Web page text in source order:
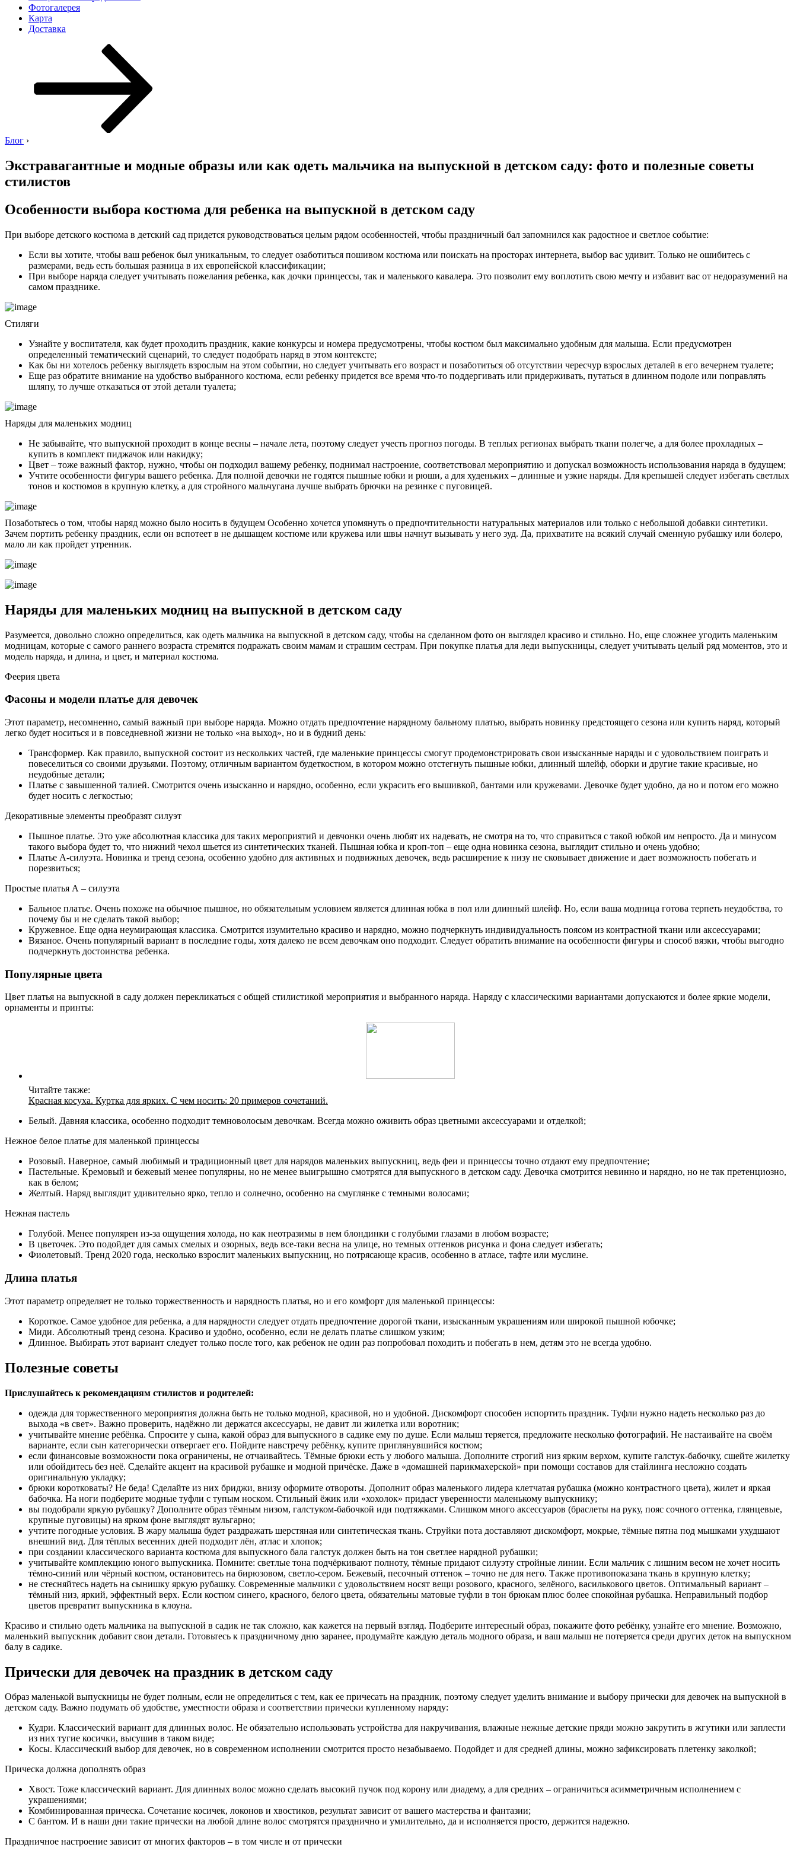
Фотогалерея
Карта
Доставка
Блог ›
Экстравагантные и модные образы или как одеть мальчика на выпускной в детском саду: фото и полезные советы
стилистов
Особенности выбора костюма для ребенка на выпускной в детском саду
При выборе детского костюма в детский сад придется руководствоваться целым рядом особенностей, чтобы праздничный бал запомнился как радостное и светлое событие:
Если вы хотите, чтобы ваш ребенок был уникальным, то следует озаботиться пошивом костюма или поискать на просторах интернета, выбор вас удивит. Только не ошибитесь с
размерами, ведь есть большая разница в их европейской классификации;
При выборе наряда следует учитывать пожелания ребенка, как дочки принцессы, так и маленького кавалера. Это позволит ему воплотить свою мечту и избавит вас от недоразумений на
самом празднике.
Стиляги
Узнайте у воспитателя, как будет проходить праздник, какие конкурсы и номера предусмотрены, чтобы костюм был максимально удобным для малыша. Если предусмотрен
определенный тематический сценарий, то следует подобрать наряд в этом контексте;
Как бы ни хотелось ребенку выглядеть взрослым на этом событии, но следует учитывать его возраст и позаботиться об отсутствии чересчур взрослых деталей в его вечернем туалете;
Еще раз обратите внимание на удобство выбранного костюма, если ребенку придется все время что-то поддергивать или придерживать, путаться в длинном подоле или поправлять
шляпу, то лучше отказаться от этой детали туалета;
Наряды для маленьких модниц
Не забывайте, что выпускной проходит в конце весны – начале лета, поэтому следует учесть прогноз погоды. В теплых регионах выбрать ткани полегче, а для более прохладных –
купить в комплект пиджачок или накидку;
Цвет – тоже важный фактор, нужно, чтобы он подходил вашему ребенку, поднимал настроение, соответствовал мероприятию и допускал возможность использования наряда в будущем;
Учтите особенности фигуры вашего ребенка. Для полной девочки не годятся пышные юбки и рюши, а для худеньких – длинные и узкие наряды. Для крепышей следует избегать светлых
тонов и костюмов в крупную клетку, а для стройного мальчугана лучше выбрать брючки на резинке с пуговицей.
Позаботьтесь о том, чтобы наряд можно было носить в будущем Особенно хочется упомянуть о предпочтительности натуральных материалов или только с небольшой добавки синтетики.
Зачем портить ребенку праздник, если он вспотеет в не дышащем костюме или кружева или швы начнут вызывать у него зуд. Да, прихватите на всякий случай сменную рубашку или болеро,
мало ли как пройдет утренник.
Наряды для маленьких модниц на выпускной в детском саду
Разумеется, довольно сложно определиться, как одеть мальчика на выпускной в детском саду, чтобы на сделанном фото он выглядел красиво и стильно. Но, еще сложнее угодить маленьким
модницам, которые с самого раннего возраста стремятся подражать своим мамам и страшим сестрам. При покупке платья для леди выпускницы, следует учитывать целый ряд моментов, это и
модель наряда, и длина, и цвет, и материал костюма.
Феерия цвета
Фасоны и модели платье для девочек
Этот параметр, несомненно, самый важный при выборе наряда. Можно отдать предпочтение нарядному бальному платью, выбрать новинку предстоящего сезона или купить наряд, который
легко будет носиться и в повседневной жизни не только «на выход», но и в будний день:
Трансформер. Как правило, выпускной состоит из нескольких частей, где маленькие принцессы смогут продемонстрировать свои изысканные наряды и с удовольствием поиграть и
повеселиться со своими друзьями. Поэтому, отличным вариантом будеткостюм, в котором можно отстегнуть пышные юбки, длинный шлейф, оборки и другие такие красивые, но
неудобные детали;
Платье с завышенной талией. Смотрится очень изысканно и нарядно, особенно, если украсить его вышивкой, бантами или кружевами. Девочке будет удобно, да но и потом его можно
будет носить с легкостью;
Декоративные элементы преобразят силуэт
Пышное платье. Это уже абсолютная классика для таких мероприятий и девчонки очень любят их надевать, не смотря на то, что справиться с такой юбкой им непросто. Да и минусом
такого выбора будет то, что нижний чехол шьется из синтетических тканей. Пышная юбка и кроп-топ – еще одна новинка сезона, выглядит стильно и очень удобно;
Платье А-силуэта. Новинка и тренд сезона, особенно удобно для активных и подвижных девочек, ведь расширение к низу не сковывает движение и дает возможность побегать и
порезвиться;
Простые платья А – силуэта
Бальное платье. Очень похоже на обычное пышное, но обязательным условием является длинная юбка в пол или длинный шлейф. Но, если ваша модница готова терпеть неудобства, то
почему бы и не сделать такой выбор;
Кружевное. Еще одна неумирающая классика. Смотрится изумительно красиво и нарядно, можно подчеркнуть индивидуальность поясом из контрастной ткани или аксессуарами;
Вязаное. Очень популярный вариант в последние годы, хотя далеко не всем девочкам оно подходит. Следует обратить внимание на особенности фигуры и способ вязки, чтобы выгодно
подчеркнуть достоинства ребенка.
Популярные цвета
Цвет платья на выпускной в саду должен перекликаться с общей стилистикой мероприятия и выбранного наряда. Наряду с классическими вариантами допускаются и более яркие модели,
орнаменты и принты:
Читайте также:
Красная косуха. Куртка для ярких. С чем носить: 20 примеров сочетаний.
Белый. Давняя классика, особенно подходит темноволосым девочкам. Всегда можно оживить образ цветными аксессуарами и отделкой;
Нежное белое платье для маленькой принцессы
Розовый. Наверное, самый любимый и традиционный цвет для нарядов маленьких выпускниц, ведь феи и принцессы точно отдают ему предпочтение;
Пастельные. Кремовый и бежевый менее популярны, но не менее выигрышно смотрятся для выпускного в детском саду. Девочка смотрится невинно и нарядно, но не так претенциозно,
как в белом;
Желтый. Наряд выглядит удивительно ярко, тепло и солнечно, особенно на смуглянке с темными волосами;
Нежная пастель
Голубой. Менее популярен из-за ощущения холода, но как неотразимы в нем блондинки с голубыми глазами в любом возрасте;
В цветочек. Это подойдет для самых смелых и озорных, ведь все-таки весна на улице, но темных оттенков рисунка и фона следует избегать;
Фиолетовый. Тренд 2020 года, несколько взрослит маленьких выпускниц, но потрясающе красив, особенно в атласе, тафте или муслине.
Длина платья
Этот параметр определяет не только торжественность и нарядность платья, но и его комфорт для маленькой принцессы:
Короткое. Самое удобное для ребенка, а для нарядности следует отдать предпочтение дорогой ткани, изысканным украшениям или широкой пышной юбочке;
Миди. Абсолютный тренд сезона. Красиво и удобно, особенно, если не делать платье слишком узким;
Длинное. Выбирать этот вариант следует только после того, как ребенок не один раз попробовал походить и побегать в нем, детям это не всегда удобно.
Полезные советы
Прислушайтесь к рекомендациям стилистов и родителей:
одежда для торжественного мероприятия должна быть не только модной, красивой, но и удобной. Дискомфорт способен испортить праздник. Туфли нужно надеть несколько раз до
выхода «в свет». Важно проверить, надёжно ли держатся аксессуары, не давит ли жилетка или воротник;
учитывайте мнение ребёнка. Спросите у сына, какой образ для выпускного в садике ему по душе. Если малыш теряется, предложите несколько фотографий. Не настаивайте на своём
варианте, если сын категорически отвергает его. Пойдите навстречу ребёнку, купите приглянувшийся костюм;
если финансовые возможности пока ограничены, не отчаивайтесь. Тёмные брюки есть у любого малыша. Дополните строгий низ ярким верхом, купите галстук-бабочку, сшейте жилетку
или обойдитесь без неё. Сделайте акцент на красивой рубашке и модной причёске. Даже в «домашней парикмахерской» при помощи составов для стайлинга несложно создать
оригинальную укладку;
брюки коротковаты? Не беда! Сделайте из них бриджи, внизу оформите отвороты. Дополнит образ маленького лидера клетчатая рубашка (можно контрастного цвета), жилет и яркая
бабочка. На ноги подберите модные туфли с тупым носком. Стильный ёжик или «хохолок» придаст уверенности маленькому выпускнику;
вы подобрали яркую рубашку? Дополните образ тёмным низом, галстуком-бабочкой иди подтяжками. Слишком много аксессуаров (браслеты на руку, пояс сочного оттенка, глянцевые,
крупные пуговицы) на ярком фоне выглядят вульгарно;
учтите погодные условия. В жару малыша будет раздражать шерстяная или синтетическая ткань. Струйки пота доставляют дискомфорт, мокрые, тёмные пятна под мышками ухудшают
внешний вид. Для тёплых весенних дней подходит лён, атлас и хлопок;
при создании классического варианта костюма для выпускного бала галстук должен быть на тон светлее нарядной рубашки;
учитывайте комплекцию юного выпускника. Помните: светлые тона подчёркивают полноту, тёмные придают силуэту стройные линии. Если мальчик с лишним весом не хочет носить
тёмно-синий или чёрный костюм, остановитесь на бирюзовом, светло-сером. Бежевый, песочный оттенок – точно не для него. Также противопоказана ткань в крупную клетку;
не стесняйтесь надеть на сынишку яркую рубашку. Современные мальчики с удовольствием носят вещи розового, красного, зелёного, василькового цветов. Оптимальный вариант –
тёмный низ, яркий, эффектный верх. Если костюм синего, красного, белого цвета, обязательны матовые туфли в тон брюкам плюс более спокойная рубашка. Неправильный подбор
цветов превратит выпускника в клоуна.
Красиво и стильно одеть мальчика на выпускной в садик не так сложно, как кажется на первый взгляд. Подберите интересный образ, покажите фото ребёнку, узнайте его мнение. Возможно,
маленький выпускник добавит свои детали. Готовьтесь к праздничному дню заранее, продумайте каждую деталь модного образа, и ваш малыш не потеряется среди других деток на выпускном
балу в садике.
Прически для девочек на праздник в детском саду
Образ маленькой выпускницы не будет полным, если не определиться с тем, как ее причесать на праздник, поэтому следует уделить внимание и выбору прически для девочек на выпускной в
детском саду. Важно подумать об удобстве, уместности образа и соответствии прически купленному наряду:
Кудри. Классический вариант для длинных волос. Не обязательно использовать устройства для накручивания, влажные нежные детские пряди можно закрутить в жгутики или заплести
из них тугие косички, высушив в таком виде;
Косы. Классический выбор для девочек, но в современном исполнении смотрится просто незабываемо. Подойдет и для средней длины, можно зафиксировать плетенку заколкой;
Прическа должна дополнять образ
Хвост. Тоже классический вариант. Для длинных волос можно сделать высокий пучок под корону или диадему, а для средних – ограничиться асимметричным исполнением с
украшениями;
Комбинированная прическа. Сочетание косичек, локонов и хвостиков, результат зависит от вашего мастерства и фантазии;
С бантом. И в наши дни такие прически на любой длине волос смотрятся празднично и умилительно, да и исполняется просто, держится надежно.
Праздничное настроение зависит от многих факторов – в том числе и от прически